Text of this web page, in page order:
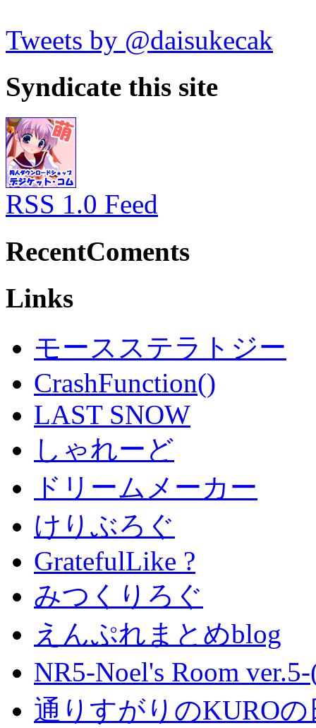
Tweets by @daisukecak
Syndicate this site
RSS 1.0 Feed
RecentComents
Links
モースステラトジー
CrashFunction()
LAST SNOW
しゃれーど
ドリームメーカー
けりぶろぐ
GratefulLike ?
みつくりろぐ
えんぷれまとめblog
NR5-Noel's Room
通りすがりのKURO